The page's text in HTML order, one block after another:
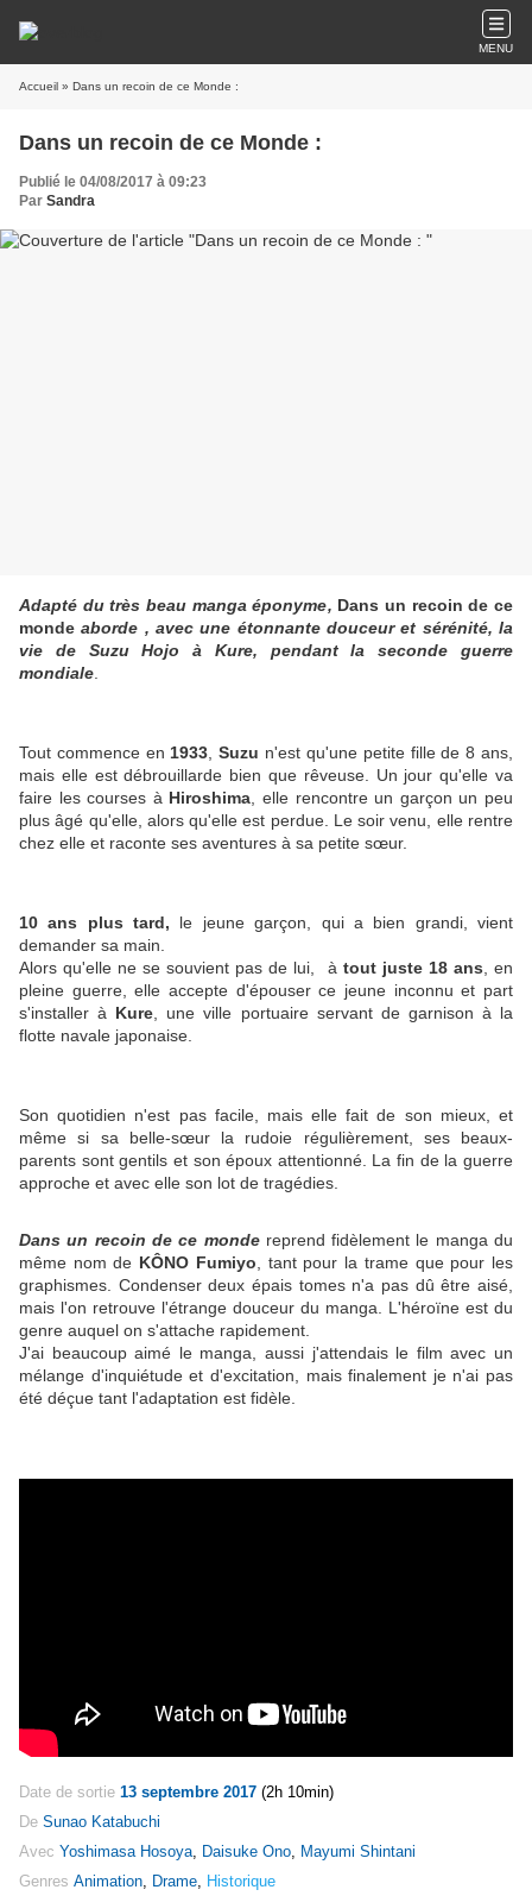
MENU
Accueil » Dans un recoin de ce Monde :
Dans un recoin de ce Monde :
Publié le 04/08/2017 à 09:23
Par Sandra
Adapté du très beau manga éponyme, Dans un recoin de ce
monde aborde , avec une étonnante douceur et sérénité, la
vie de Suzu Hojo à Kure, pendant la seconde guerre
mondiale
Tout commence en 1933 ,Suzu n'est qu'une petite fille de 8 ans,
mais elle est débrouillarde bien que rêveuse. Un jour qu'elle va
faire les courses à Hiroshima , elle rencontre un garçon un peu
plus âgé qu'elle, alors qu'elle est perdue. Le soir venu, elle rentre
chez elle et raconte ses aventures à sa petite sœur.
10 ans plus tard, le jeune garçon, qui a bien grandi, vient
demander sa main.
Alors qu'elle ne se souvient pas de lui, à tout juste 18 ans , en
pleine guerre, elle accepte d'épouser ce jeune inconnu et part
s'installer à Kure , une ville portuaire servant de garnison à la
flotte navale japonaise.
Son quotidien n'est pas facile, mais elle fait de son mieux, et
même si sa belle-sœur la rudoie régulièrement, ses beaux-
parents sont gentils et son époux attentionné. La fin de la guerre
approche et avec elle son lot de tragédies.
Dans un recoin de ce mondereprend fidèlement le manga du
même nom de KÔNO Fumiyo , tant pour la trame que pour les
graphismes. Condenser deux épais tomes n'a pas dû être aisé,
mais l'on retrouve l'étrange douceur du manga. L'héroïne est du
genre auquel on s'attache rapidement.
J'ai beaucoup aimé le manga, aussi j'attendais le film avec un
mélange d'inquiétude et d'excitation, mais finalement je n'ai pas
été déçue tant l'adaptation est fidèle.
Date de sortie 13 septembre 2017 (2h 10min)
De Sunao Katabuchi
Avec Yoshimasa Hosoya Daisuke Ono Mayumi Shintani
Genres Animation Drame Historique